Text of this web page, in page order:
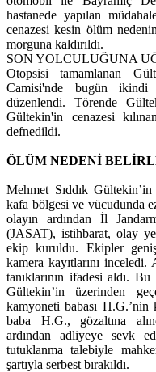
hastanede yapılan
cenazesi kesin ölüm
morguna kaldırıldı.
SON YOLCULUĞUNA
Otopsisi tamamlanan
Camisi'nde bugün ikindi
düzenlendi. Törende
Gültekin'in cenazesi
defnedildi.
ÖLÜM NEDENİ
Mehmet Sıddık
kafa bölgesi ve vücudunda
olayın ardından İl
(JASAT), istihbarat, olay
ekip kuruldu. Ekipler
kamera kayıtlarını
tanıklarının ifadesi aldı.
Gültekin’in üzerinden
kamyoneti babası
baba H.G., gözaltına
ardından adliyeye sevk
tutuklanma talebiyle
şartıyla serbest bırakıldı.